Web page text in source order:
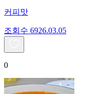
커피맛
조회수 6926.03.05
0